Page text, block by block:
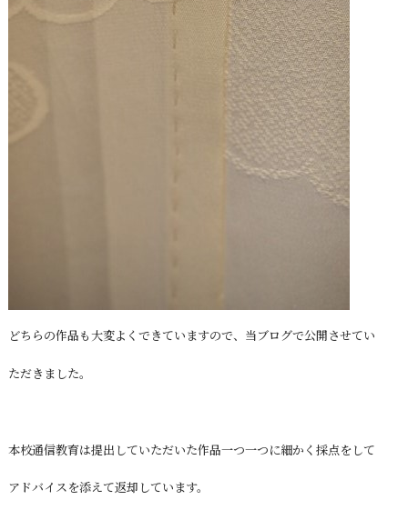
どちらの作品も大変よくできていますので、当ブログで公開させてい
ただきました。
本校通信教育は提出していただいた作品一つ一つに細かく採点をして
アドバイスを添えて返却しています。